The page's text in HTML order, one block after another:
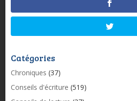
Catégories
Chroniques (37)
Conseils d'écriture (519)